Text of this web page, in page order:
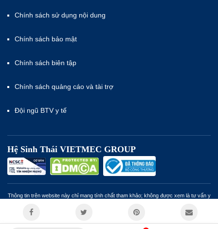
Chính sách sử dụng nội dung
Chính sách bảo mật
Chính sách biên tập
Chính sách quảng cáo và tài trợ
Đội ngũ BTV y tế
Hệ Sinh Thái VIETMEC GROUP
Thông tin trên website này chỉ mang tính chất tham khảo; không được xem là tư vấn y
viên y tế. Miễn trừ trách nhiệm